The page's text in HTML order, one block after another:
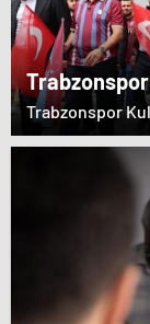
kutlandı
Trabzonspor
dolayısıyla